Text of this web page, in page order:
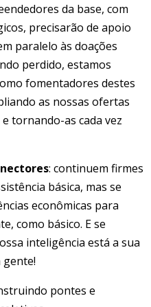
da base, com
precisarão de apoio
paralelo às doações
perdido, estamos
fomentadores destes
as nossas ofertas
tornando-as cada vez
: continuem firmes
básica, mas se
econômicas para
como básico. E se
inteligência está a sua
gente!
pontes e